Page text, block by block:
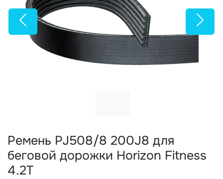
Ремень PJ508/8 200J8 для
беговой дорожки Horizon Fitness
4.2T